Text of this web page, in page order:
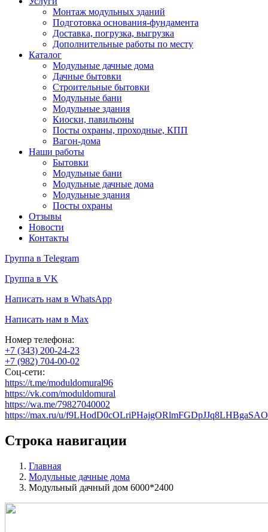
Монтаж модульных зданий
Подготовка основания-фундамента
Доставка, погрузка, выгрузка
Дополнительные работы по месту
Каталог
Модульные дачные дома
Дачные бытовки
Строительные бытовки
Модульные бани
Модульные здания
Киоски, павильоны
Посты охраны, проходные, КПП
Вагон-дома
Наши работы
Бытовки
Модульные бани
Модульные дачные дома
Модульные здания
Посты охраны
Отзывы
Новости
Контакты
Группа в Telegram
Группа в VK
Написать нам в WhatsApp
Написать нам в Max
Номер телефона:
+7 (343) 200-24-23
+7 (982) 704-00-02
Соц-сети:
https://t.me/moduldomural96
https://vk.com/moduldomural
https://wa.me/79827040002
https://max.ru/u/
Строка навигации
Главная
Модульные дачные дома
Модульный дачный дом 6000*2400